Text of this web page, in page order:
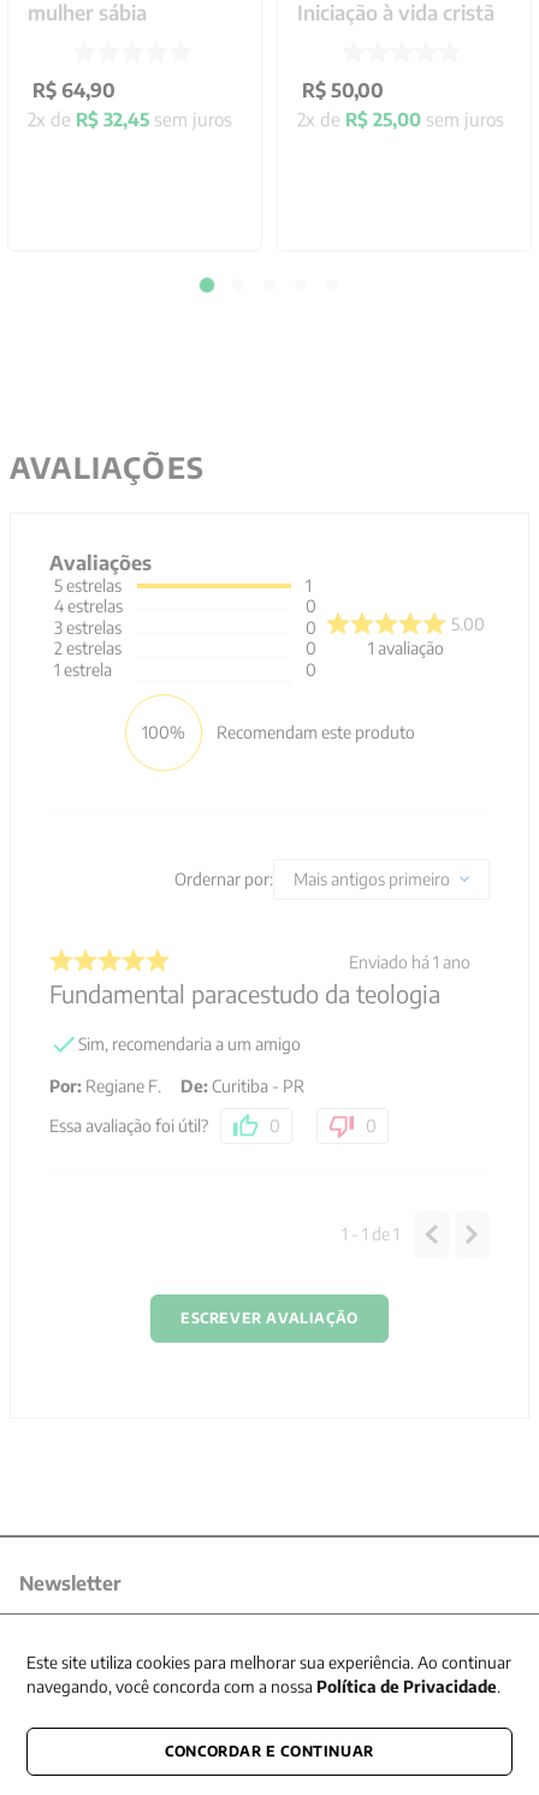
mulher sábia
R$ 64,90
2x de R$ 32,45 sem juros
Iniciação à vida cristã
R$ 50,00
2x de R$ 25,00 sem juros
AVALIAÇÕES
Avaliações
5estrelas
4estrelas
3estrelas
2 estrelas
1 estrela
1
0
0
0
0
5.00
1 avaliação
100% Recomendam este produto
Ordernar por: Mais antigos primeiro
Enviado há 1 ano
Fundamental paracestudo da teologia
Sim, recomendaria a um amigo
Por: Regiane F. De:Curitiba - PR
Essa avaliação foi útil?
0 0
1 - 1 de1
ESCREVER AVALIAÇÃO
Newsletter
CONECTE-SE CONOSCO
Este site utiliza cookies para melhorar sua experiência. Ao continuar
navegando, você concorda com a nossa Política de Privacidade.
CONCORDAR E CONTINUAR